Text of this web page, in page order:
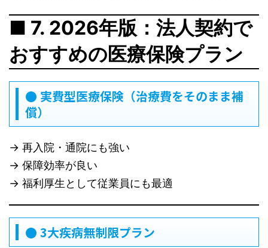
■ 7. 2026年版：法人契約で
おすすめの医療保険プラン
● 実費型医療保険（治療費をそのまま補
償）
→ 再入院・通院にも強い
→ 保障効率が良い
→ 福利厚生として従業員にも最適
● 3大疾病無制限プラン